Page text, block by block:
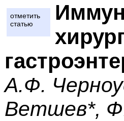
отметить
статью
А.Ф.
Ветшев*,